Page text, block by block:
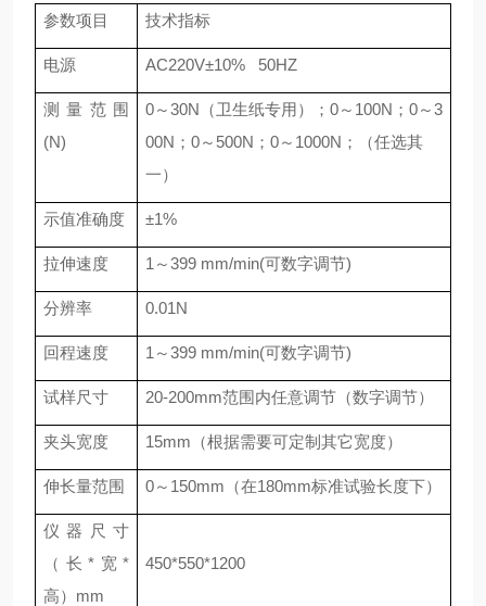
参数项目 技术指标
电源 AC220V±10% 50HZ
测量范围
(N)
0～30N （卫生纸专用）； 0～ 100N ； 0～3
00N ； 0～ 500N ； 0～ 1000N ；（任选其
一）
示值准确度 ±1%
拉伸速度 1 ～399 mm/min(可数字调节)
分辨率 0.01N
回程速度 1 ～399 mm/min(可数字调节)
试样尺寸 20-200mm范围内任意调节（数字调节）
夹头宽度 15mm （根据需要可定制其它宽度）
伸长量范围 0～ 150mm （在180mm标准试验长度下）
仪器尺寸
（长 * 宽 *
高） mm
450*550*1200